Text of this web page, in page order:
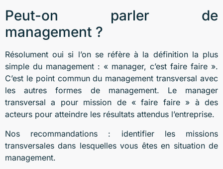
Peut-on parler de
management ?
Résolument oui si l’on se réfère à la définition la plus
simple du management : « manager, c’est faire faire ».
C’est le point commun du management transversal avec
les autres formes de management. Le manager
transversal a pour mission de « faire faire » à des
acteurs pour atteindre les résultats attendus l’entreprise.
Nos recommandations : identifier les missions
transversales dans lesquelles vous êtes en situation de
management.